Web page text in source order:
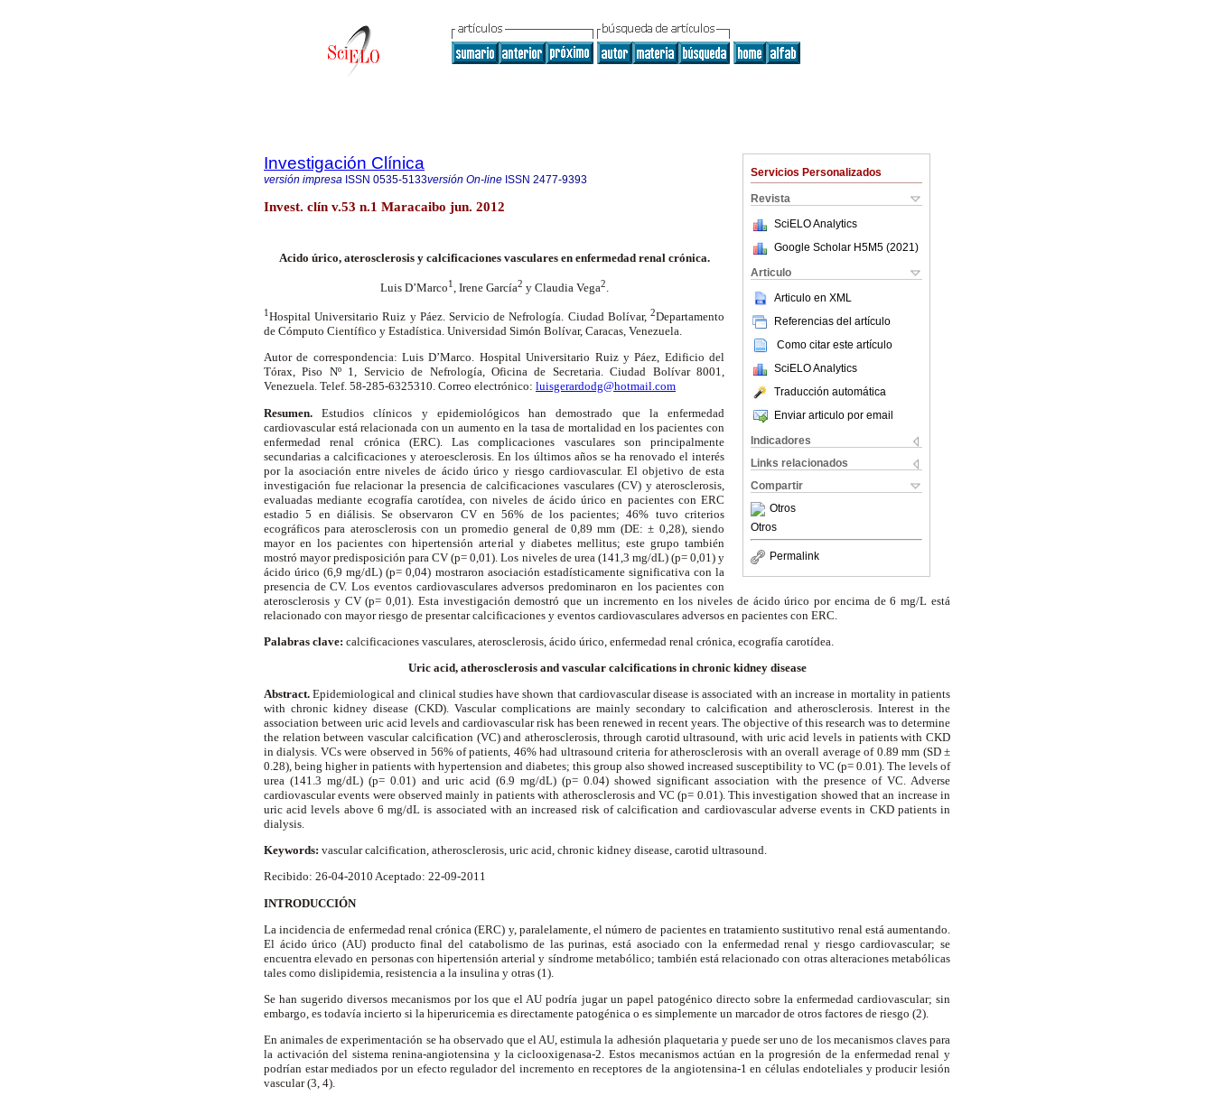
Servicios Personalizados
Revista
SciELO Analytics
Google Scholar H5M5 (2021 )
Articulo
Articulo en XML
Referencias del artículo
Como citar este artículo
SciELO Analytics
Traducción automática
Enviar articulo por email
Indicadores
Links relacionados
Compartir
Otros
Otros
Permalink
Investigación Clínica
versión impresa ISSN 0535-5133versión On-line ISSN 2477-9393
Invest. clín v.53 n.1 Maracaibo jun. 2012
Acido úrico, aterosclerosis y calcificaciones vasculares en enfermedad renal crónica.
Luis D’Marco1 , Irene García2 y Claudia Vega2
1Hospital Universitario Ruiz y Páez. Servicio de Nefrología. Ciudad Bolívar, 2Departamento
de Cómputo Científico y Estadística. Universidad Simón Bolívar, Caracas, Venezuela.
Autor de correspondencia: Luis D’Marco. Hospital Universitario Ruiz y Páez, Edificio del
Tórax, Piso Nº 1, Servicio de Nefrología, Oficina de Secretaria. Ciudad Bolívar 8001,
Venezuela. Telef. 58-285-6325310. Correo electrónico: luisgerardodg@hotmail.com
Resumen. Estudios clínicos y epidemiológicos han demostrado que la enfermedad
cardiovascular está relacionada con un aumento en la tasa de mortalidad en los pacientes con
enfermedad renal crónica (ERC). Las complicaciones vasculares son principalmente
secundarias a calcificaciones y ateroesclerosis. En los últimos años se ha renovado el interés
por la asociación entre niveles de ácido úrico y riesgo cardiovascular. El objetivo de esta
investigación fue relacionar la presencia de calcificaciones vasculares (CV) y aterosclerosis,
evaluadas mediante ecografía carotídea, con niveles de ácido úrico en pacientes con ERC
estadio 5 en diálisis. Se observaron CV en 56% de los pacientes; 46% tuvo criterios
ecográficos para aterosclerosis con un promedio general de 0,89 mm (DE: ± 0,28), siendo
mayor en los pacientes con hipertensión arterial y diabetes mellitus; este grupo también
mostró mayor predisposición para CV (p= 0,01). Los niveles de urea (141,3 mg/dL) (p= 0,01) y
ácido úrico (6,9 mg/dL) (p= 0,04) mostraron asociación estadísticamente significativa con la
presencia de CV. Los eventos cardiovasculares adversos predominaron en los pacientes con
aterosclerosis y CV (p= 0,01). Esta investigación demostró que un incremento en los niveles de ácido úrico por encima de 6 mg/L está
relacionado con mayor riesgo de presentar calcificaciones y eventos cardiovasculares adversos en pacientes con ERC.
Palabras clave: calcificaciones vasculares, aterosclerosis, ácido úrico, enfermedad renal crónica, ecografía carotídea.
Uric acid, atherosclerosis and vascular calcifications in chronic kidney disease
Abstract. Epidemiological and clinical studies have shown that cardiovascular disease is associated with an increase in mortality in patients
with chronic kidney disease (CKD). Vascular complications are mainly secondary to calcification and atherosclerosis. Interest in the
association between uric acid levels and cardiovascular risk has been renewed in recent years. The objective of this research was to determine
the relation between vascular calcification (VC) and atherosclerosis, through carotid ultrasound, with uric acid levels in patients with CKD
in dialysis. VCs were observed in 56% of patients, 46% had ultrasound criteria for atherosclerosis with an overall average of 0.89 mm (SD ±
0.28), being higher in patients with hypertension and diabetes; this group also showed increased susceptibility to VC (p= 0.01). The levels of
urea (141.3 mg/dL) (p= 0.01) and uric acid (6.9 mg/dL) (p= 0.04) showed significant association with the presence of VC. Adverse
cardiovascular events were observed mainly in patients with atherosclerosis and VC (p= 0.01). This investigation showed that an increase in
uric acid levels above 6 mg/dL is associated with an increased risk of calcification and cardiovascular adverse events in CKD patients in
dialysis.
Keywords: vascular calcification, atherosclerosis, uric acid, chronic kidney disease, carotid ultrasound.
Recibido: 26-04-2010 Aceptado: 22-09-2011
INTRODUCCIÓN
La incidencia de enfermedad renal crónica (ERC) y, paralelamente, el número de pacientes en tratamiento sustitutivo renal está aumentando.
El ácido úrico (AU) producto final del catabolismo de las purinas, está asociado con la enfermedad renal y riesgo cardiovascular; se
encuentra elevado en personas con hipertensión arterial y síndrome metabólico; también está relacionado con otras alteraciones metabólicas
tales como dislipidemia, resistencia a la insulina y otras (1).
Se han sugerido diversos mecanismos por los que el AU podría jugar un papel patogénico directo sobre la enfermedad cardiovascular; sin
embargo, es todavía incierto si la hiperuricemia es directamente patogénica o es simplemente un marcador de otros factores de riesgo (2).
En animales de experimentación se ha observado que el AU, estimula la adhesión plaquetaria y puede ser uno de los mecanismos claves para
la activación del sistema renina-angiotensina y la ciclooxigenasa-2. Estos mecanismos actúan en la progresión de la enfermedad renal y
podrían estar mediados por un efecto regulador del incremento en receptores de la angiotensina-1 en células endoteliales y producir lesión
vascular (3, 4).